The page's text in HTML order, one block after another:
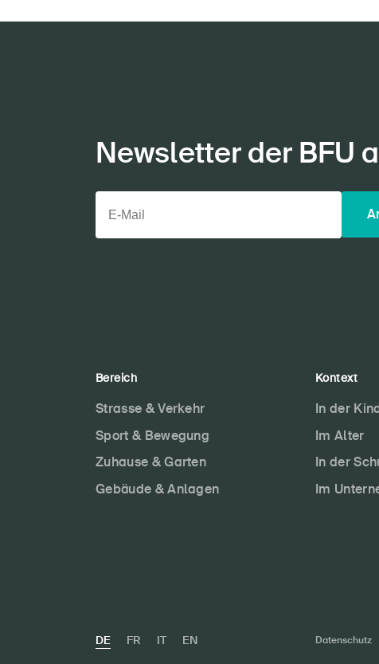
Newsletter der BFU
Bereich
Strasse & Verkehr
Sport & Bewegung
Zuhause & Garten
Gebäude & Anlagen
Kontext
In der
Im Alter
In der
Im
DE FR IT EN Datenschutz